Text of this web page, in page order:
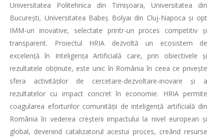
Universitatea Politehnica din Timișoara, Universitatea din
București, Universitatea Babeș Bolyai din Cluj-Napoca și opt
IMM-uri inovative, selectate printr-un proces competitiv și
transparent. Proiectul HRIA dezvoltă un ecosistem de
excelență în Inteligența Artificială care, prin obiectivele și
rezultatele obținute, este unic în România în ceea ce privește
sfera activităților de cercetare-dezvoltare-inovare și a
rezultatelor cu impact concret în economie. HRIA permite
coagularea eforturilor comunității de inteligență artificială din
România în vederea creșterii impactului la nivel european și
global, devenind catalizatorul acestui proces, creând resurse